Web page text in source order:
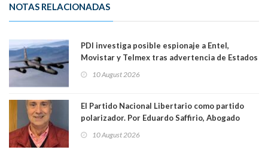
NOTAS RELACIONADAS
PDI investiga posible espionaje a Entel,
Movistar y Telmex tras advertencia de Estados
10 August 2026
El Partido Nacional Libertario como partido
polarizador. Por Eduardo Saffirio, Abogado
10 August 2026